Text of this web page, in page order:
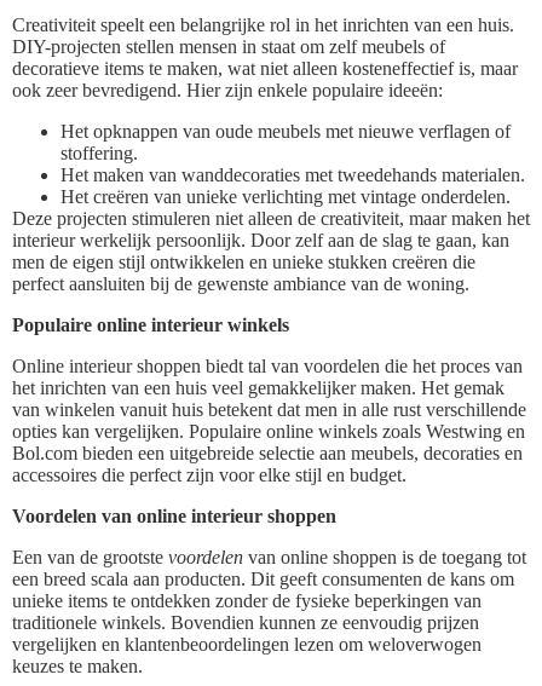
Creativiteit speelt een belangrijke rol in het inrichten van een huis.
DIY-projecten stellen mensen in staat om zelf meubels of
decoratieve items te maken, wat niet alleen kosteneffectief is, maar
ook zeer bevredigend. Hier zijn enkele populaire ideeën:
Het opknappen van oude meubels met nieuwe verflagen of
stoffering.
Het maken van wanddecoraties met tweedehands materialen.
Het creëren van unieke verlichting met vintage onderdelen.
Deze projecten stimuleren niet alleen de creativiteit, maar maken het
interieur werkelijk persoonlijk. Door zelf aan de slag te gaan, kan
men de eigen stijl ontwikkelen en unieke stukken creëren die
perfect aansluiten bij de gewenste ambiance van de woning.
Populaire online interieur winkels
Online interieur shoppen biedt tal van voordelen die het proces van
het inrichten van een huis veel gemakkelijker maken. Het gemak
van winkelen vanuit huis betekent dat men in alle rust verschillende
opties kan vergelijken. Populaire online winkels zoals Westwing en
Bol.com bieden een uitgebreide selectie aan meubels, decoraties en
accessoires die perfect zijn voor elke stijl en budget.
Voordelen van online interieur shoppen
Een van de grootste voordelen van online shoppen is de toegang tot
een breed scala aan producten. Dit geeft consumenten de kans om
unieke items te ontdekken zonder de fysieke beperkingen van
traditionele winkels. Bovendien kunnen ze eenvoudig prijzen
vergelijken en klantenbeoordelingen lezen om weloverwogen
keuzes te maken.